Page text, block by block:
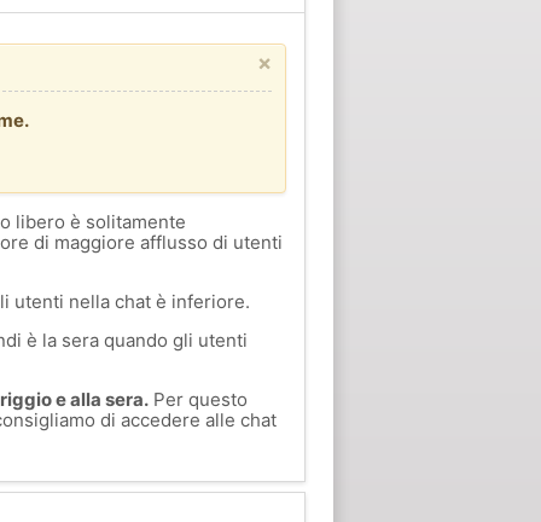
×
libero è solitamente
di maggiore afflusso di utenti
utenti nella chat è inferiore.
è la sera quando gli utenti
e alla sera.Per questo
di accedere alle chat